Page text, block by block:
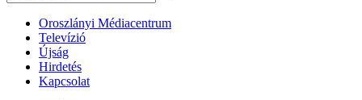
Oroszlányi Médiacentrum
Televízió
Újság
Hirdetés
Kapcsolat